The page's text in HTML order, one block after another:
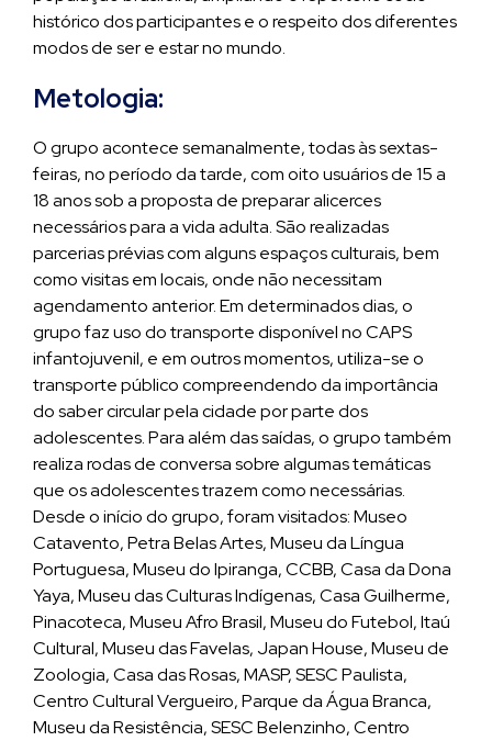
histórico dos participantes e o respeito dos diferentes
modos de ser e estar no mundo.
Metologia:
O grupo acontece semanalmente, todas às sextas-
feiras, no período da tarde, com oito usuários de 15 a
18 anos sob a proposta de preparar alicerces
necessários para a vida adulta. São realizadas
parcerias prévias com alguns espaços culturais, bem
como visitas em locais, onde não necessitam
agendamento anterior. Em determinados dias, o
grupo faz uso do transporte disponível no CAPS
infantojuvenil, e em outros momentos, utiliza-se o
transporte público compreendendo da importância
do saber circular pela cidade por parte dos
adolescentes. Para além das saídas, o grupo também
realiza rodas de conversa sobre algumas temáticas
que os adolescentes trazem como necessárias.
Desde o início do grupo, foram visitados: Museo
Catavento, Petra Belas Artes, Museu da Língua
Portuguesa, Museu do Ipiranga, CCBB, Casa da Dona
Yaya, Museu das Culturas Indígenas, Casa Guilherme,
Pinacoteca, Museu Afro Brasil, Museu do Futebol, Itaú
Cultural, Museu das Favelas, Japan House, Museu de
Zoologia, Casa das Rosas, MASP, SESC Paulista,
Centro Cultural Vergueiro, Parque da Água Branca,
Museu da Resistência, SESC Belenzinho, Centro